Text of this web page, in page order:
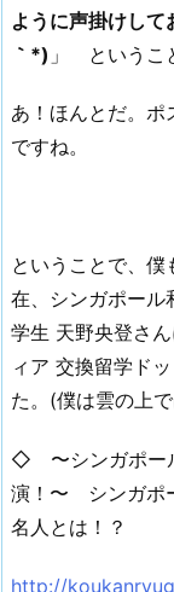
ように声掛けし
｀*) 」 というこ
あ！ほんとだ。ポ
ですね。
ということで、僕
在、シンガポール
学生 天野央登さ
ィア 交換留学ド
た。(僕は雲の上
◇ 〜シンガポー
演！〜 シンガポ
名人とは！？
http://